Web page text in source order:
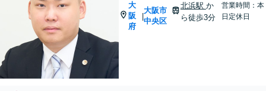
大
阪
府
|
大阪市
中央区
北浜駅 か
ら徒歩3分
営業時間：本
日定休日